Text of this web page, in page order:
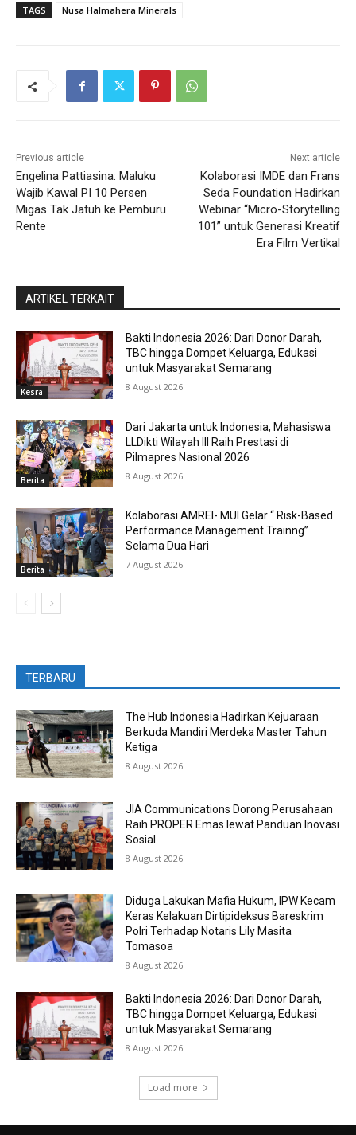
TAGS Nusa Halmahera Minerals
Previous article
Engelina Pattiasina: Maluku
Wajib Kawal PI 10 Persen
Migas Tak Jatuh ke Pemburu
Rente
Next article
Kolaborasi IMDE dan Frans
Seda Foundation Hadirkan
Webinar “Micro-Storytelling
101” untuk Generasi Kreatif
Era Film Vertikal
ARTIKEL TERKAIT
Kesra
Bakti Indonesia 2026: Dari Donor Darah,
TBC hingga Dompet Keluarga, Edukasi
untuk Masyarakat Semarang
8 August 2026
Berita
Dari Jakarta untuk Indonesia, Mahasiswa
LLDikti Wilayah III Raih Prestasi di
Pilmapres Nasional 2026
8 August 2026
Berita
Kolaborasi AMREI- MUI Gelar “ Risk-Based
Performance Management Trainng”
Selama Dua Hari
7 August 2026
TERBARU
The Hub Indonesia Hadirkan Kejuaraan
Berkuda Mandiri Merdeka Master Tahun
Ketiga
8 August 2026
JIA Communications Dorong Perusahaan
Raih PROPER Emas lewat Panduan Inovasi
Sosial
8 August 2026
Diduga Lakukan Mafia Hukum, IPW Kecam
Keras Kelakuan Dirtipideksus Bareskrim
Polri Terhadap Notaris Lily Masita
Tomasoa
8 August 2026
Bakti Indonesia 2026: Dari Donor Darah,
TBC hingga Dompet Keluarga, Edukasi
untuk Masyarakat Semarang
8 August 2026
Load more